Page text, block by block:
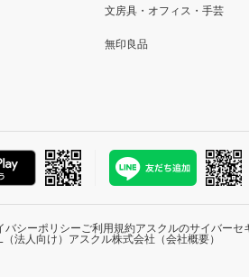
文房具・オフィス・手芸
無印良品
バシーポリシーご利用規約アスクルのサイバーセ
法人向け） アスクル株式会社（会社概要）